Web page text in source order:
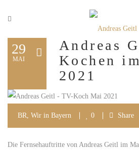
29
MAI
Andreas
Kochen
2021
BR, Wir in Bayern 0 Share
Die Fernsehauftritte von Andreas Geitl im